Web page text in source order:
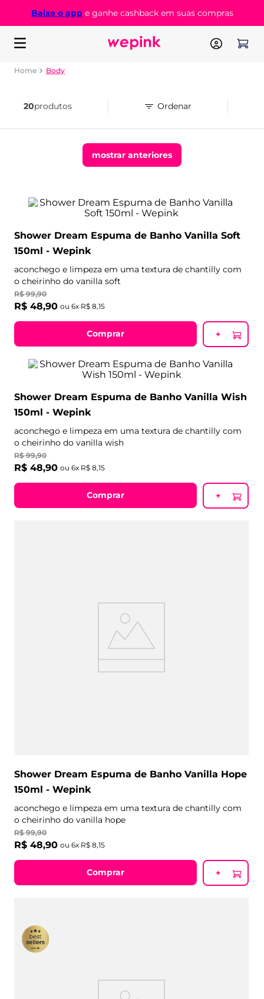
Baixe o appe ganhe cashback em suas compras
Body
20produtos
mostrar anteriores
Shower Dream Espuma de Banho Vanilla Soft
150ml - Wepink
aconchego e limpeza em uma textura de chantilly com
o cheirinho do vanilla soft
R$ 99,90
R$ 48,90 ou 6x R$ 8,15
Comprar +
Shower Dream Espuma de Banho Vanilla Wish
150ml - Wepink
aconchego e limpeza em uma textura de chantilly com
o cheirinho do vanilla wish
R$ 99,90
R$ 48,90 ou 6x R$ 8,15
Comprar +
Shower Dream Espuma de Banho Vanilla Hope
150ml - Wepink
aconchego e limpeza em uma textura de chantilly com
o cheirinho do vanilla hope
R$ 99,90
R$ 48,90 ou 6x R$ 8,15
Comprar +